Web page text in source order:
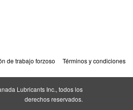
de trabajo forzoso Términos y condiciones
Lubricants Inc., todos los
derechos reservados.